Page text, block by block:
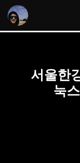
서울한
눅